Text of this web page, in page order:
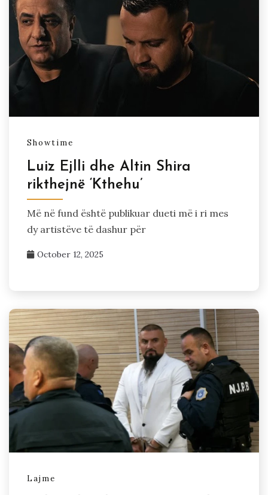
Showtime
Luiz Ejlli dhe Altin Shira
rikthejnë ‘Kthehu’
Më në fund është publikuar dueti më i ri mes
dy artistëve të dashur për
October 12, 2025
Lajme